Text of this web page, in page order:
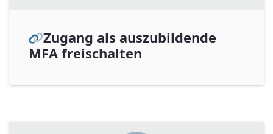
Zugang als auszubildende
MFA freischalten